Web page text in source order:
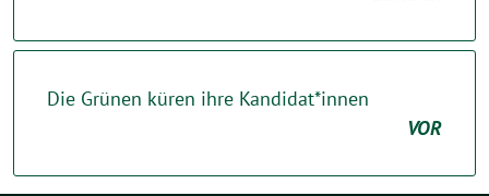
Die Grünen küren ihre Kandidat*innen
VOR